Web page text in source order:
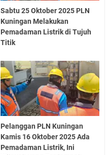
Sabtu 25 Oktober 2025 PLN
Kuningan Melakukan
Pemadaman Listrik di Tujuh
Titik
Pelanggan PLN Kuningan
Kamis 16 Oktober 2025 Ada
Pemadaman Listrik, Ini